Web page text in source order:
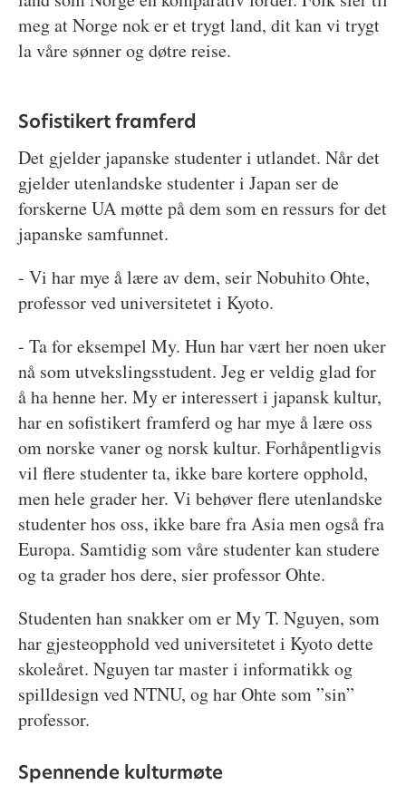
meg at Norge nok er et trygt land, dit kan vi trygt
la våre sønner og døtre reise.
Sofistikert framferd
Det gjelder japanske studenter i utlandet. Når det
gjelder utenlandske studenter i Japan ser de
forskerne UA møtte på dem som en ressurs for det
japanske samfunnet.
- Vi har mye å lære av dem, seir Nobuhito Ohte,
professor ved universitetet i Kyoto.
- Ta for eksempel My. Hun har vært her noen uker
nå som utvekslingsstudent. Jeg er veldig glad for
å ha henne her. My er interessert i japansk kultur,
har en sofistikert framferd og har mye å lære oss
om norske vaner og norsk kultur. Forhåpentligvis
vil flere studenter ta, ikke bare kortere opphold,
men hele grader her. Vi behøver flere utenlandske
studenter hos oss, ikke bare fra Asia men også fra
Europa. Samtidig som våre studenter kan studere
og ta grader hos dere, sier professor Ohte.
Studenten han snakker om er My T. Nguyen, som
har gjesteopphold ved universitetet i Kyoto dette
skoleåret. Nguyen tar master i informatikk og
spilldesign ved NTNU, og har Ohte som ”sin”
professor.
Spennende kulturmøte